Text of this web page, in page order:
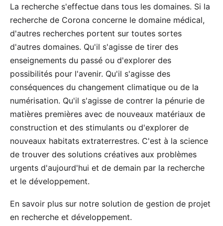
La recherche s'effectue dans tous les domaines. Si la
recherche de Corona concerne le domaine médical,
d'autres recherches portent sur toutes sortes
d'autres domaines. Qu'il s'agisse de tirer des
enseignements du passé ou d'explorer des
possibilités pour l'avenir. Qu'il s'agisse des
conséquences du changement climatique ou de la
numérisation. Qu'il s'agisse de contrer la pénurie de
matières premières avec de nouveaux matériaux de
construction et des stimulants ou d'explorer de
nouveaux habitats extraterrestres. C'est à la science
de trouver des solutions créatives aux problèmes
urgents d'aujourd'hui et de demain par la recherche
et le développement.
En savoir plus sur notre solution de gestion de projet
en recherche et développement.